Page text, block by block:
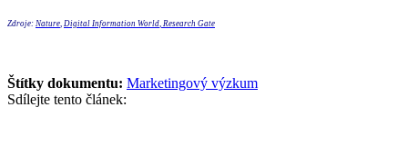
Zdroje: Nature, Digital Information World, Research Gate
Štítky dokumentu: Marketingový výzkum
Sdílejte tento článek: